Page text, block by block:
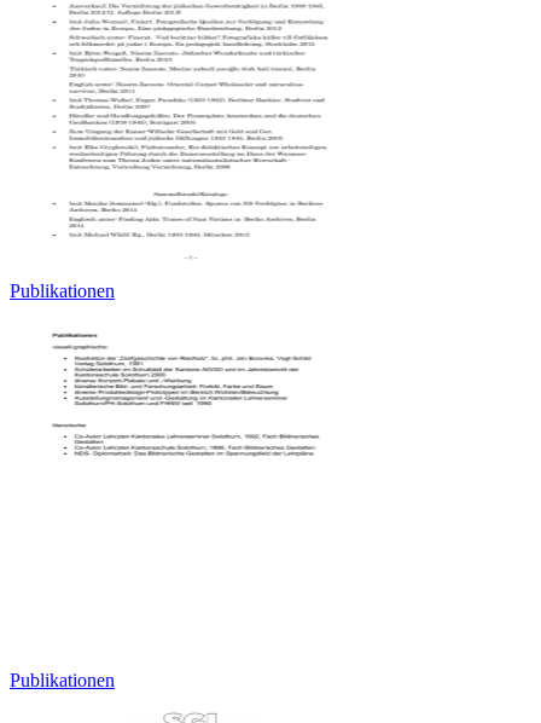
Publikationen
Publikationen